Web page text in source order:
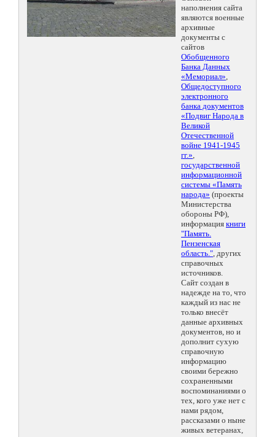
наполнения сайта
являются военные
архивные
документы с
сайтов
Обобщенного
Банка Данных
«Мемориал»,
Общедоступного
электронного
банка документов
«Подвиг Народа в
Великой
Отечественной
войне 1941-1945
гг.»,
государственной
информационной
системы «Память
народа» (проекты
Министерства
обороны РФ),
информация книги
"Память.
Пензенская
область.", других
справочных
источников.
Сайт создан в
надежде на то, что
каждый из нас не
только внесёт
данные архивных
документов, но и
дополнит сухую
справочную
информацию
своими бережно
сохраненными
воспоминаниями о
тех, кого уже нет с
нами рядом,
рассказами о ныне
живых ветеранах,